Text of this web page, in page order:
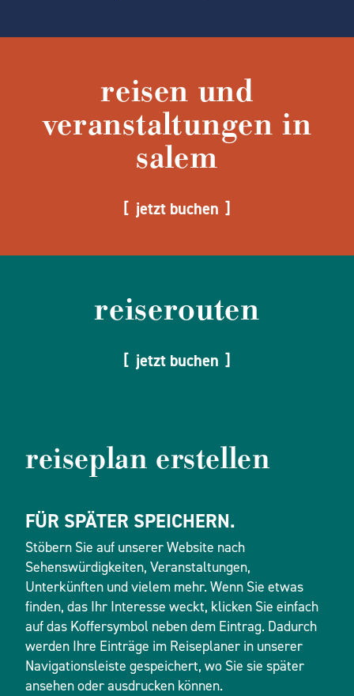
reisen und
veranstaltungen in
salem
jetzt buchen
reiserouten
jetzt buchen
reiseplan erstellen
FÜR SPÄTER SPEICHERN.
Stöbern Sie auf unserer Website nach
Sehenswürdigkeiten, Veranstaltungen,
Unterkünften und vielem mehr. Wenn Sie etwas
finden, das Ihr Interesse weckt, klicken Sie einfach
auf das Koffersymbol neben dem Eintrag. Dadurch
werden Ihre Einträge im Reiseplaner in unserer
Navigationsleiste gespeichert, wo Sie sie später
ansehen oder ausdrucken können.